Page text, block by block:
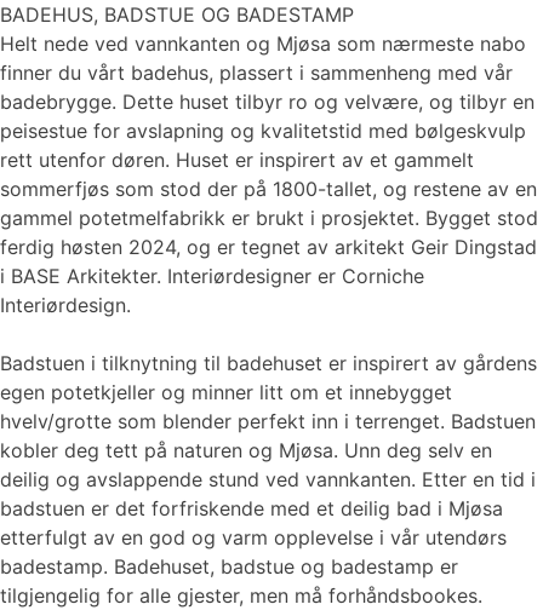
BADEHUS, BADSTUE OG BADESTAMP
Helt nede ved vannkanten og Mjøsa som nærmeste nabo
finner du vårt badehus, plassert i sammenheng med vår
badebrygge. Dette huset tilbyr ro og velvære, og tilbyr en
peisestue for avslapning og kvalitetstid med bølgeskvulp
rett utenfor døren. Huset er inspirert av et gammelt
sommerfjøs som stod der på 1800-tallet, og restene av en
gammel potetmelfabrikk er brukt i prosjektet. Bygget stod
ferdig høsten 2024, og er tegnet av arkitekt Geir Dingstad
i BASE Arkitekter. Interiørdesigner er Corniche
Interiørdesign.
Badstuen i tilknytning til badehuset er inspirert av gårdens
egen potetkjeller og minner litt om et innebygget
hvelv/grotte som blender perfekt inn i terrenget. Badstuen
kobler deg tett på naturen og Mjøsa. Unn deg selv en
deilig og avslappende stund ved vannkanten. Etter en tid i
badstuen er det forfriskende med et deilig bad i Mjøsa
etterfulgt av en god og varm opplevelse i vår utendørs
badestamp. Badehuset, badstue og badestamp er
tilgjengelig for alle gjester, men må forhåndsbookes.